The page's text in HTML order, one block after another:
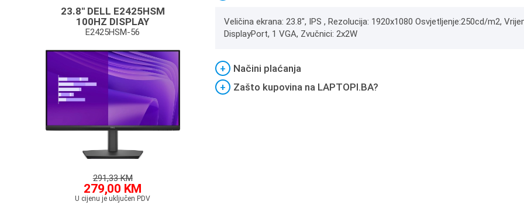
23.8" DELL E2425HSM
100HZ DISPLAY
E2425HSM-56
291,33 KM
279,00 KM
U cijenu je uključen PDV
Veličina ekrana: 23.8", IPS , Rezolucija: 1920x1080 Osvjetljenje:250cd/m2,
DisplayPort, 1 VGA, Zvučnici: 2x2W
+
Načini plaćanja
+
Zašto kupovina na LAPTOPI.BA?